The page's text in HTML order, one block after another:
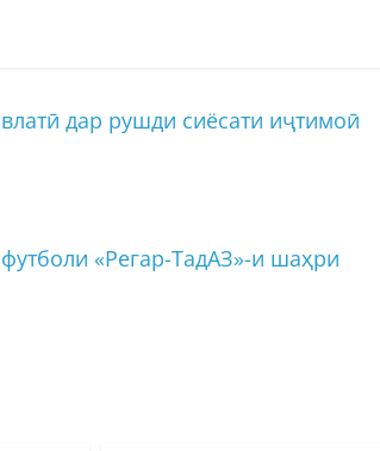
дар рушди сиёсати иҷтимоӣ
«Регар-ТадАЗ»-и шаҳри